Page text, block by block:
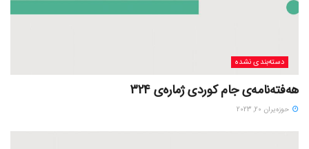
دسته‌بندی نشده
هەفتەنامەی جام کوردی ژمارەی 324
حوزه‌یران 20, 2023